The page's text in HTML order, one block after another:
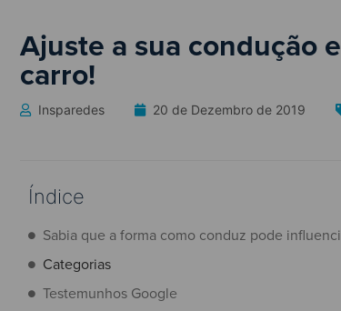
Ajuste a sua condução
carro!
Insparedes 20 de Dezembro de 2019
Índice
Categorias
Testemunhos Google